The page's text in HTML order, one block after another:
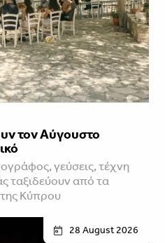
τον Αύγουστο
γεύσεις, τέχνη
ταξιδεύουν από τα
Κύπρου
28 August 2026